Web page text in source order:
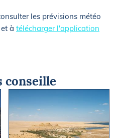
les prévisions météo
et à télécharger l'application
conseille